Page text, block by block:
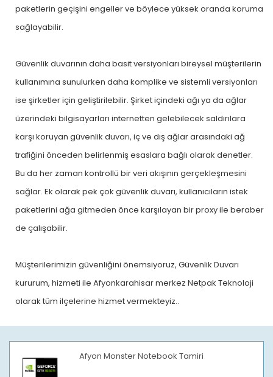
paketlerin geçişini engeller ve böylece yüksek oranda koruma
sağlayabilir.
Güvenlik duvarının daha basit versiyonları bireysel müşterilerin
kullanımına sunulurken daha komplike ve sistemli versiyonları
ise şirketler için geliştirilebilir. Şirket içindeki ağı ya da ağlar
üzerindeki bilgisayarları internetten gelebilecek saldırılara
karşı koruyan güvenlik duvarı, iç ve dış ağlar arasındaki ağ
trafiğini önceden belirlenmiş esaslara bağlı olarak denetler.
Bu da her zaman kontrollü bir veri akışının gerçekleşmesini
sağlar. Ek olarak pek çok güvenlik duvarı, kullanıcıların istek
paketlerini ağa gitmeden önce karşılayan bir proxy ile beraber
de çalışabilir.
Müşterilerimizin güvenliğini önemsiyoruz, Güvenlik Duvarı
kururum, hizmeti ile Afyonkarahisar merkez Netpak Teknoloji
olarak tüm ilçelerine hizmet vermekteyiz..
Afyon Monster Notebook Tamiri